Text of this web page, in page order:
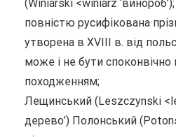
(Winiarski <winiarz
повністю русифікована
утворена в XVIII в. від
може і не бути
походженням;
Лещинський (Leszczynski
дерево’) Полонський